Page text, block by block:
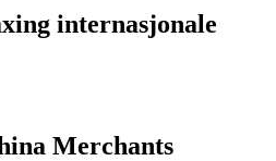
internasjonale
Merchants